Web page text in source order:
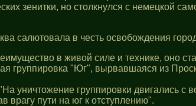
зенитки, но столкнулся с немецкой
салютовала в честь освобождения
в живой силе и технике, оно
"Юг", вырвавшаяся из
группировки двигались с
пути на юг к отступлению".